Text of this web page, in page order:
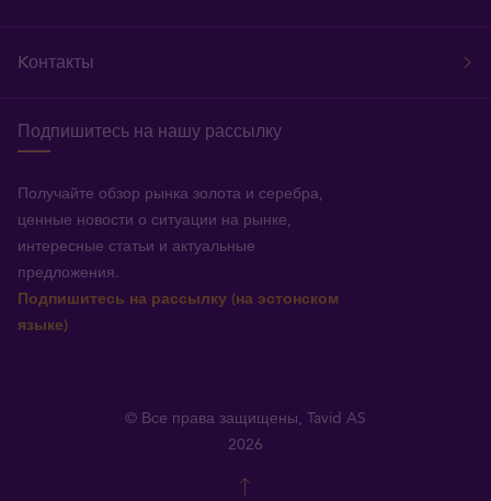
Kонтакты
Подпишитесь на нашу рассылку
Получайте обзор рынка золота и серебра,
ценные новости о ситуации на рынке,
интересные статьи и актуальные
предложения.
Подпишитесь на рассылку (на эстонском
языке)
© Все права защищены, Tavid AS
2026